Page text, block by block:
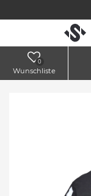
0
Wunschliste